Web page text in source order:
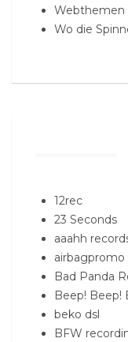
Webthemen
Wo die
12rec
23 Seconds
aaahh
airbagpromo
Bad Panda
Beep! Beep!
beko dsl
BFW